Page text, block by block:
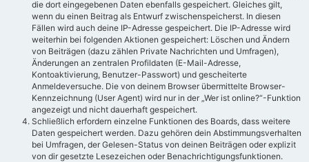
die dort eingegebenen Daten ebenfalls gespeichert. Gleiches gilt,
wenn du einen Beitrag als Entwurf zwischenspeicherst. In diesen
Fällen wird auch deine IP-Adresse gespeichert. Die IP-Adresse wird
weiterhin bei folgenden Aktionen gespeichert: Löschen und Ändern
von Beiträgen (dazu zählen Private Nachrichten und Umfragen),
Änderungen an zentralen Profildaten (E-Mail-Adresse,
Kontoaktivierung, Benutzer-Passwort) und gescheiterte
Anmeldeversuche. Die von deinem Browser übermittelte Browser-
Kennzeichnung (User Agent) wird nur in der „Wer ist online?“-Funktion
angezeigt und nicht dauerhaft gespeichert.
Schließlich erfordern einzelne Funktionen des Boards, dass weitere
Daten gespeichert werden. Dazu gehören dein Abstimmungsverhalten
bei Umfragen, der Gelesen-Status von deinen Beiträgen oder explizit
von dir gesetzte Lesezeichen oder Benachrichtigungsfunktionen.